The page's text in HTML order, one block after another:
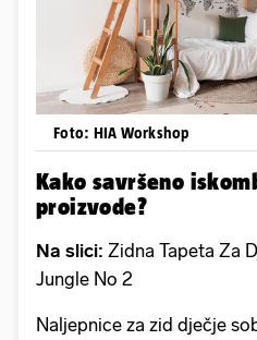
Foto: HIA Workshop
Kako savršeno
proizvode?
Na slici: Zidna Tapeta Za
Jungle No 2
Naljepnice za zid dječje